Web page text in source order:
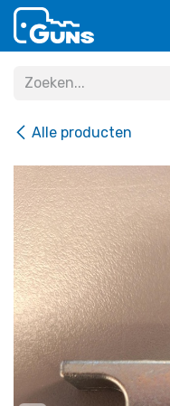
Overslaan naar inhoud
Alle producten